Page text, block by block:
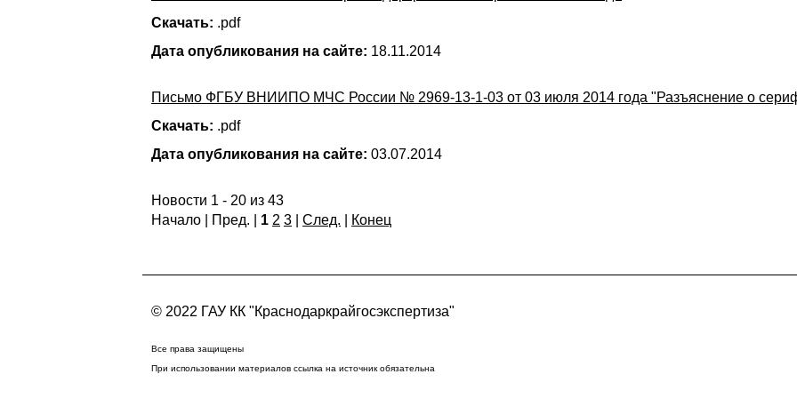
Скачать: .pdf
Дата опубликования на сайте: 18.11.2014
Письмо ФГБУ ВНИИПО МЧС России № 2969-13-1-03 от 03 июля 2014 года "Разъяснение о
Скачать: .pdf
Дата опубликования на сайте: 03.07.2014
Новости 1 - 20 из 43
Начало | Пред. | 1 2 3 След. Конец
© 2022 ГАУ КК "Краснодаркрайгосэкспертиза"
Все права защищены
При использовании материалов ссылка на источник обязательна